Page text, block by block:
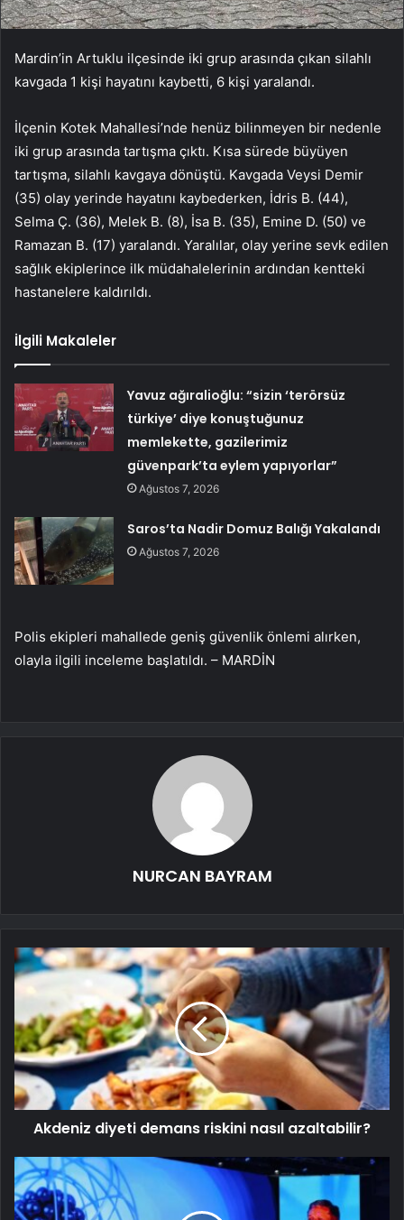
Mardin’in Artuklu ilçesinde iki grup arasında çıkan silahlı
kavgada 1 kişi hayatını kaybetti, 6 kişi yaralandı.
İlçenin Kotek Mahallesi’nde henüz bilinmeyen bir nedenle
iki grup arasında tartışma çıktı. Kısa sürede büyüyen
tartışma, silahlı kavgaya dönüştü. Kavgada Veysi Demir
(35) olay yerinde hayatını kaybederken, İdris B. (44),
Selma Ç. (36), Melek B. (8), İsa B. (35), Emine D. (50) ve
Ramazan B. (17) yaralandı. Yaralılar, olay yerine sevk edilen
sağlık ekiplerince ilk müdahalelerinin ardından kentteki
hastanelere kaldırıldı.
İlgili Makaleler
Yavuz ağıralioğlu: “sizin ‘terörsüz
türkiye’ diye konuştuğunuz
memlekette, gazilerimiz
güvenpark’ta eylem yapıyorlar”
Ağustos 7, 2026
Saros’ta Nadir Domuz Balığı Yakalandı
Ağustos 7, 2026
Polis ekipleri mahallede geniş güvenlik önlemi alırken,
olayla ilgili inceleme başlatıldı. – MARDİN
NURCAN BAYRAM
Akdeniz diyeti demans riskini nasıl azaltabilir?